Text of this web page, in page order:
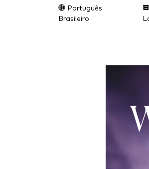
Português
Brasileiro